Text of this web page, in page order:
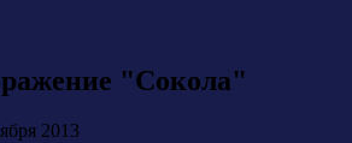
"Сокола"
2013